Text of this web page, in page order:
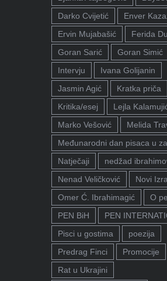
Darko Cvijetić
Enver
Ervin Mujabašić
Ferida
Goran Sarić
Goran Simić
Intervju
Ivana Golijanin
Jasmin Agić
Kratka priča
Kritika/esej
Lejla
Marko Vešović
Melida
Međunarodni dan pisaca u
Natječaji
nedžad
Nenad Veličković
Novi
Omer Ć. Ibrahimagić
O
PEN BiH
PEN
Pisci u gostima
poezija
Predrag Finci
Promocije
Rat u Ukrajini